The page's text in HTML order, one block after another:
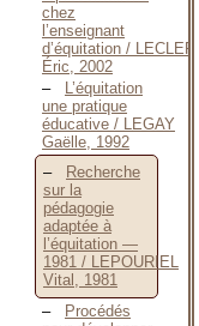
chez
l’enseignant
d’équitation / LECLERC
Éric, 2002
L’équitation
une pratique
éducative / LEGAY
Gaëlle, 1992
Recherche
sur la
pédagogie
adaptée à
l’équitation —
1981 / LEPOURIEL
Vital, 1981
Procédés